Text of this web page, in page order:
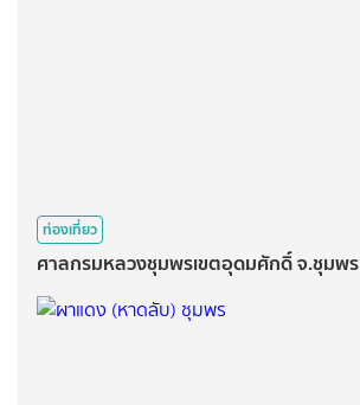
ท่องเที่ยว
ศาลกรมหลวงชุมพรเขตอุดมศักดิ์ จ.ชุมพร